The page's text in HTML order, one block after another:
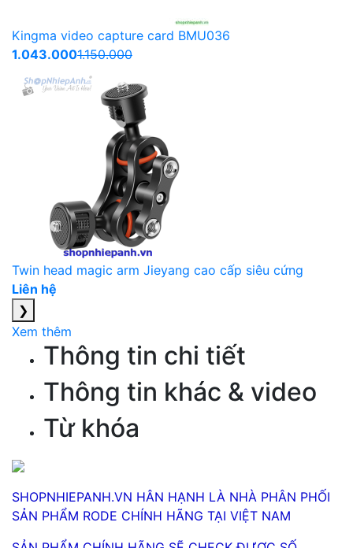
Kingma video capture card BMU036
1.043.0001.150.000
Twin head magic arm Jieyang cao cấp siêu cứng
Liên hệ
❯
Xem thêm
Thông tin chi tiết
Thông tin khác & video
Từ khóa
SHOPNHIEPANH.VN HÂN HẠNH LÀ NHÀ PHÂN PHỐI
SẢN PHẨM RODE CHÍNH HÃNG TẠI VIỆT NAM